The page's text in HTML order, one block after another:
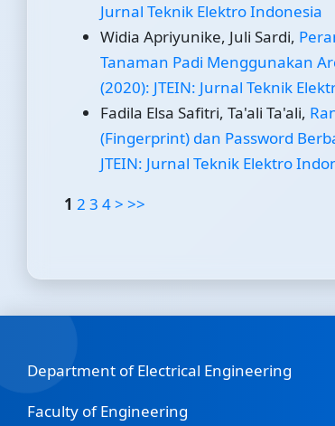
Jurnal Teknik Elektro Indonesia
Widia Apriyunike, Juli Sardi,
Tanaman Padi Menggunakan
(2020): JTEIN: Jurnal Teknik
Fadila Elsa Safitri, Ta'ali Ta'ali,
(Fingerprint) dan Password
JTEIN: Jurnal Teknik Elektro
1 2 3 4> >>
Department of Electrical Engineering
Faculty of Engineering